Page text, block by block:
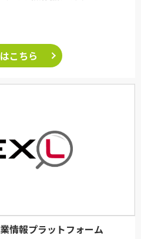
こちら
情報プラットフォーム